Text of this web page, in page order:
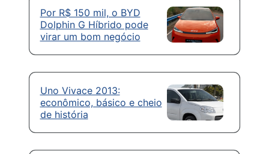
Por R$ 150 mil, o BYD
Dolphin G Híbrido pode
virar um bom negócio
Uno Vivace 2013:
econômico, básico e cheio
de história